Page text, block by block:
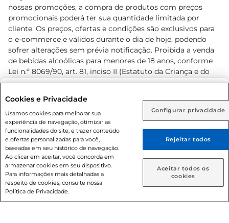
Rio de Janeiro (RJ) Goiás (GO)
Ou
Caso queira comprar online, informe como deseja receber
suas compras:
Entrega em casa Retire em Loja
nossas promoções, a compra de produtos com preços
promocionais poderá ter sua quantidade limitada por
cliente. Os preços, ofertas e condições são exclusivos para
o e-commerce e válidos durante o dia de hoje, podendo
sofrer alterações sem prévia notificação. Proibida a venda
de bebidas alcoólicas para menores de 18 anos, conforme
Lei n.º 8069/90, art. 81, inciso II (Estatuto da Criança e do
Adolescente). Preços e condições exclusivos para o
prévio. O valor mínimo para as compras on-line é de R$
80,00.
© 2026 Copyright. Todos os direitos
reservados Prezunic.
Cookies e Privacidade
Usamos cookies para melhorar sua
experiência de navegação, otimizar as
funcionalidades do site, e trazer conteúdo
e ofertas personalizadas para você,
baseadas em seu histórico de navegação.
Ao clicar em aceitar, você concorda em
armazenar cookies em seu dispositivo.
Para informações mais detalhadas a
respeito de cookies, consulte nossa
Política de Privacidade.
Configurar privacidade
Rejeitar todos
Aceitar todos os
cookies